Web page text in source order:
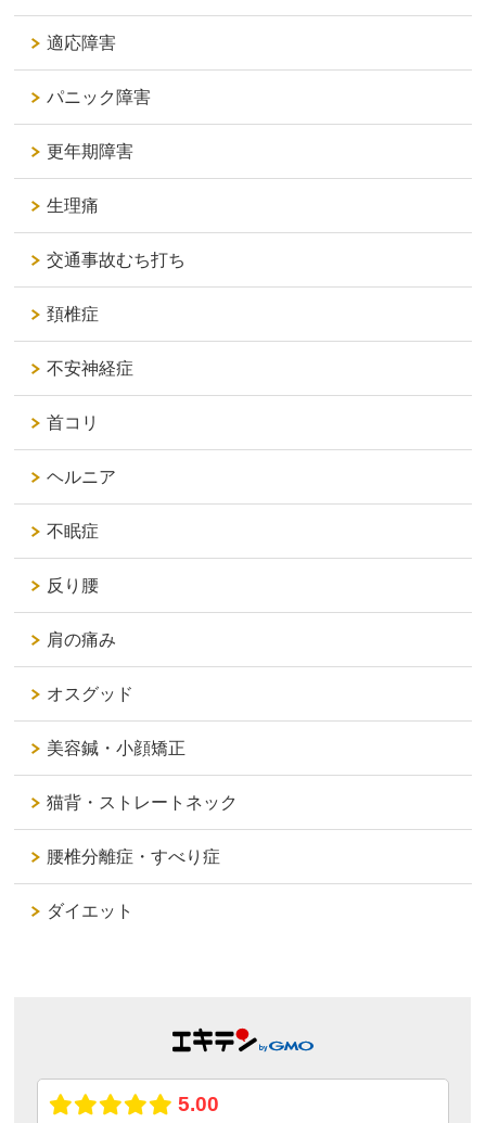
適応障害
パニック障害
更年期障害
生理痛
交通事故むち打ち
頚椎症
不安神経症
首コリ
ヘルニア
不眠症
反り腰
肩の痛み
オスグッド
美容鍼・小顔矯正
猫背・ストレートネック
腰椎分離症・すべり症
ダイエット